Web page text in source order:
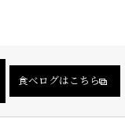
食べログはこちら